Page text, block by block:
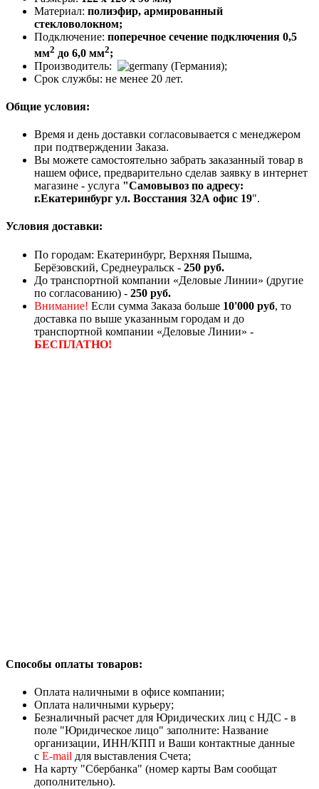
Материал: полиэфир, армированный
стекловолокном;
Подключение: поперечное сечение подключения 0,5
мм2 до 6,0 мм2;
Производитель:
(Германия);
Срок службы: не менее 20 лет.
Общие условия:
Время и день доставки согласовывается с менеджером
при подтверждении Заказа.
Вы можете самостоятельно забрать заказанный товар в
нашем офисе, предварительно сделав заявку в интернет
магазине - услуга "Самовывоз по адресу:
г.Екатеринбург ул. Восстания 32А офис 19".
Условия доставки:
По городам: Екатеринбург, Верхняя Пышма,
Берёзовский, Среднеуральск - 250 руб.
До транспортной компании «Деловые Линии» (другие
по согласованию) - 250 руб.
Внимание! Если сумма Заказа больше 10'000 руб, то
доставка по выше указанным городам и до
транспортной компании «Деловые Линии» -
БЕСПЛАТНО!
Способы оплаты товаров:
Оплата наличными в офисе компании;
Оплата наличными курьеру;
Безналичный расчет для Юридических лиц с НДС - в
поле "Юридическое лицо" заполните: Название
организации, ИНН/КПП и Ваши контактные данные
с Е-mail для выставления Счета;
На карту "Сбербанка" (номер карты Вам сообщат
дополнительно).